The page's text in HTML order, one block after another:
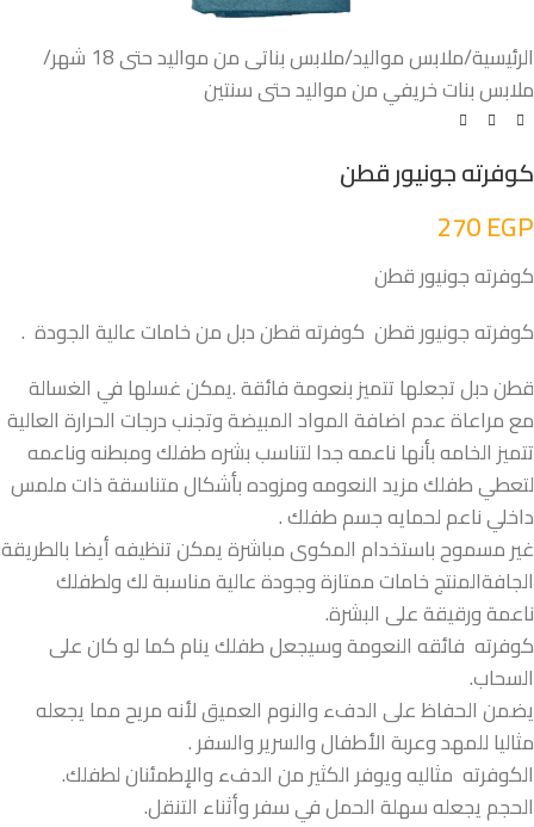
الرئيسية/ملابس مواليد/ملابس بناتى من مواليد حتى 18 شهر
/
ملابس بنات خريفي من مواليد حتى سنتين
كوفرته جونيور قطن
270EGP
كوفرته جونيور قطن
كوفرته جونيور قطن كوفرته قطن دبل من خامات عالية الجودة .
قطن دبل تجعلها تتميز بنعومة فائقة .يمكن غسلها في الغسالة
مع مراعاة عدم اضافة المواد المبيضة وتجنب درجات الحرارة العالية
تتميز الخامه بأنها ناعمه جدا لتناسب بشره طفلك ومبطنه وناعمه
لتعطي طفلك مزيد النعومه ومزوده بأشكال متناسقة ذات ملمس
داخلي ناعم لحمايه جسم طفلك .
غير مسموح باستخدام المكوى مباشرة يمكن تنظيفه أيضا بالطريقة
الجافةالمنتج خامات ممتازة وجودة عالية مناسبة لك ولطفلك
ناعمة ورقيقة على البشرة.
كوفرته فائقه النعومة وسيجعل طفلك ينام كما لو كان على
السحاب.
يضمن الحفاظ على الدفء والنوم العميق لأنه مريح مما يجعله
مثاليا للمهد وعربة الأطفال والسرير والسفر .
الكوفرته مثاليه ويوفر الكثير من الدفء والإطمئنان لطفلك.
الحجم يجعله سهلة الحمل في سفر وأثناء التنقل.